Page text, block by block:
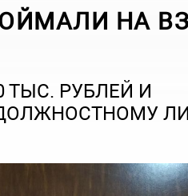
НА
ТЫС. РУБЛЕЙ И